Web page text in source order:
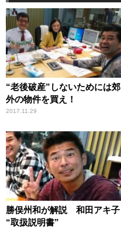
“老後破産”しないためには郊
外の物件を買え！
2017.11.29
勝俣州和が解説 和田アキ子
“取扱説明書”